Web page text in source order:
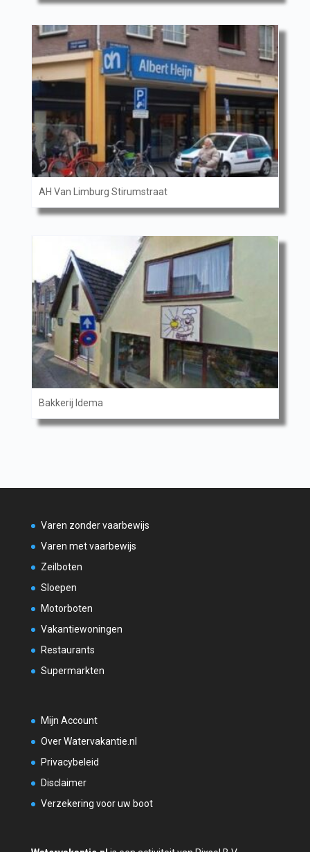
AH Van Limburg Stirumstraat
Bakkerij Idema
Varen zonder vaarbewijs
Varen met vaarbewijs
Zeilboten
Sloepen
Motorboten
Vakantiewoningen
Restaurants
Supermarkten
Mijn Account
Over Watervakantie.nl
Privacybeleid
Disclaimer
Verzekering voor uw boot